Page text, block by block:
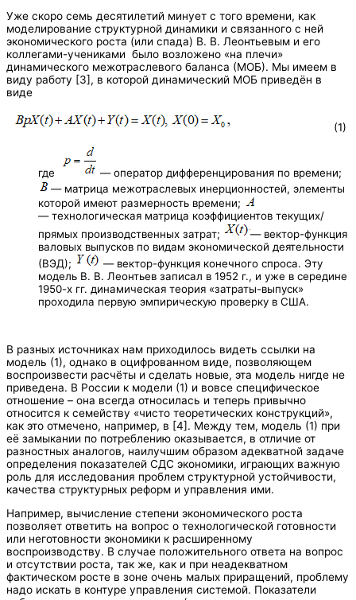
Уже скоро семь десятилетий минует с того времени, как
моделирование структурной динамики и связанного с ней
экономического роста (или спада) В. В. Леонтьевым и его
коллегами-учениками было возложено «на плечи»
динамического межотраслевого баланса (МОБ). Мы имеем в
виду работу [3], в которой динамический МОБ приведён в
виде
(1)
где
— оператор дифференцирования по времени;
— матрица межотраслевых инерционностей, элементы
которой имеют размерность времени;
— технологическая матрица коэффициентов текущих/
прямых производственных затрат;
— вектор-функция
валовых выпусков по видам экономической деятельности
(ВЭД);
— вектор-функция конечного спроса. Эту
модель В. В. Леонтьев записал в 1952 г., и уже в середине
1950-х гг. динамическая теория «затраты-выпуск»
проходила первую эмпирическую проверку в США.
В разных источниках нам приходилось видеть ссылки на
модель (1), однако в оцифрованном виде, позволяющем
воспроизвести расчёты и сделать новые, эта модель нигде не
приведена. В России к модели (1) и вовсе специфическое
отношение – она всегда относилась и теперь привычно
относится к семейству «чисто теоретических конструкций»,
как это отмечено, например, в [4]. Между тем, модель (1) при
её замыкании по потреблению оказывается, в отличие от
разностных аналогов, наилучшим образом адекватной задаче
определения показателей СДС экономики, играющих важную
роль для исследования проблем структурной устойчивости,
качества структурных реформ и управления ими.
Например, вычисление степени экономического роста
позволяет ответить на вопрос о технологической готовности
или неготовности экономики к расширенному
воспроизводству. В случае положительного ответа на вопрос
и отсутствии роста, так же, как и при неадекватном
фактическом росте в зоне очень малых приращений, проблему
надо искать в контуре управления системой. Показатели